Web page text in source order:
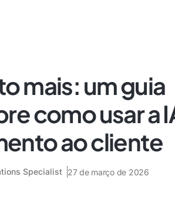
mais: um guia
como usar a
ao cliente
Specialist 27 de março de 2026